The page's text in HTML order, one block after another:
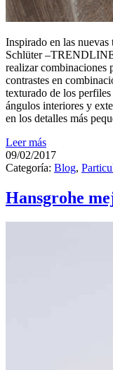
Inspirado en las nuevas
Schlüter
realizar combinaciones
contrastes en
texturado de los
ángulos interiores y
en los detalles más
Leer más
09/02/2017
Categoría: Blog,
Hansgrohe